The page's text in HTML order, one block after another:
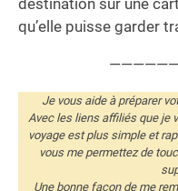
qu’elle puisse garder
Je vous aide à préparer
Avec les liens affiliés que je
voyage est plus simple et
vous me permettez de
Une bonne façon de me